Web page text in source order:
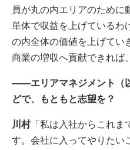
員が丸の内エリアのために
単体で収益を上げているわ
の内全体の価値を上げてい
商業の増収へ貢献できれば
――エリアマネジメント（
どで、もともと志望を？
川村「私は入社からこれま
す。会社に入ってやりたい